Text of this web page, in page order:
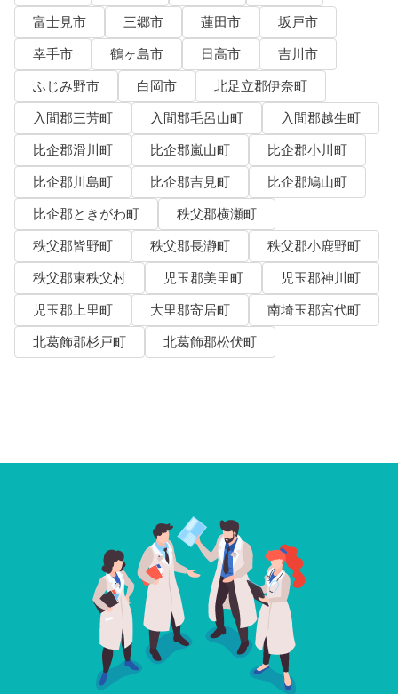
富士見市
三郷市 蓮田市
坂戸市
幸手市
鶴ヶ島市 日高市
吉川市
ふじみ野市
白岡市
北足立郡伊奈町
入間郡三芳町
入間郡毛呂山町
入間郡越生町
比企郡滑川町
比企郡嵐山町
比企郡小川町
比企郡川島町
比企郡吉見町
比企郡鳩山町
比企郡ときがわ町
秩父郡横瀬町
秩父郡皆野町
秩父郡長瀞町
秩父郡小鹿野町
秩父郡東秩父村
児玉郡美里町
児玉郡神川町
児玉郡上里町
大里郡寄居町
南埼玉郡宮代町
北葛飾郡杉戸町
北葛飾郡松伏町